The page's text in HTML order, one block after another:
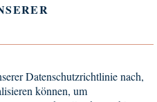
Datenschutzrichtlinie nach,
können, um